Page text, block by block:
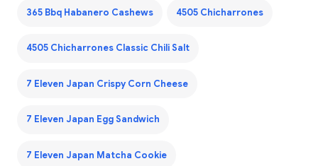
365 Bbq Habanero Cashews 4505 Chicharrones
4505 Chicharrones Classic Chili Salt
7 Eleven Japan Crispy Corn Cheese
7 Eleven Japan Egg Sandwich
7 Eleven Japan Matcha Cookie